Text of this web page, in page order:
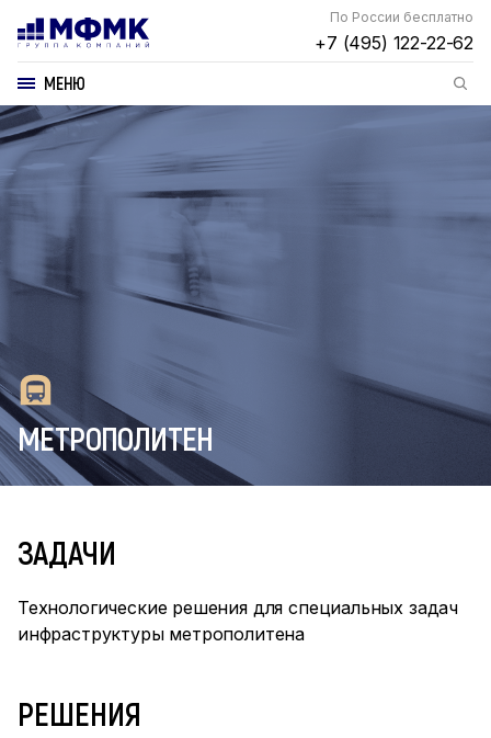
По России бесплатно
+7 (495) 122-22-62
МЕНЮ
МЕТРОПОЛИТЕН
ЗАДАЧИ
Технологические решения для специальных задач
инфраструктуры метрополитена
РЕШЕНИЯ